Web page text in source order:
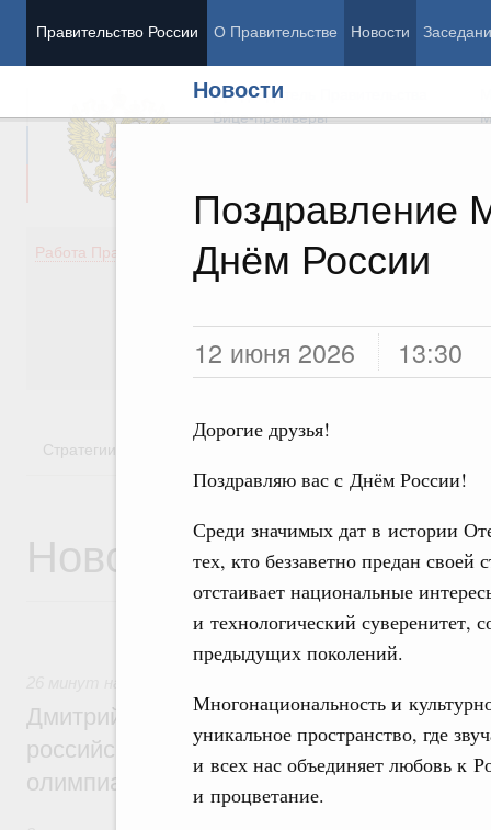
Правительство России О Правительстве Новости
Новости
Поздравление
Днём России
12 июня 2026 13:30
Дорогие друзья!
Поздравляю вас с Днём России!
Среди значимых дат в истории
тех, кто беззаветно предан своей
отстаивает национальные
и технологический суверенитет,
предыдущих поколений.
Многонациональность и
уникальное пространство, где
и всех нас объединяет любовь к
и процветание.
Председатель Правительства
Вице-премьеры
Работа Правительства
Демография
Здоровье
Общество
Государство
Стратегии
Новости
Дмитрий Чернышенко и Сергей Кравцов
российскую сборную с победой на
олимпиаде по искусственному